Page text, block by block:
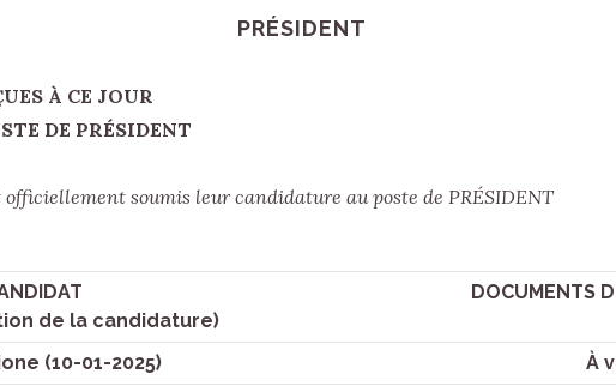
PRÉSIDENT
À CE JOUR
PRÉSIDENT
soumis leur candidature au poste de PRÉSIDENT
de la candidature)
DOCUMENTS
(10-01-2025)
À